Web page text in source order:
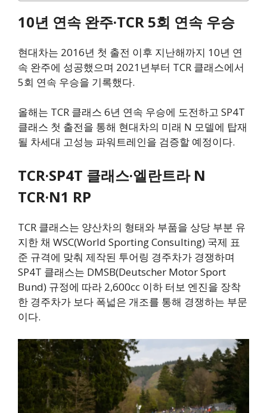
10년 연속 완주·TCR 5회 연속 우승
현대차는 2016년 첫 출전 이후 지난해까지 10년 연
속 완주에 성공했으며 2021년부터 TCR 클래스에서
5회 연속 우승을 기록했다.
올해는 TCR 클래스 6년 연속 우승에 도전하고 SP4T
클래스 첫 출전을 통해 현대차의 미래 N 모델에 탑재
될 차세대 고성능 파워트레인을 검증할 예정이다.
TCR·SP4T 클래스·엘란트라 N
TCR·N1 RP
TCR 클래스는 양산차의 형태와 부품을 상당 부분 유
지한 채 WSC(World Sporting Consulting) 국제 표
준 규격에 맞춰 제작된 투어링 경주차가 경쟁하며
SP4T 클래스는 DMSB(Deutscher Motor Sport
Bund) 규정에 따라 2,600cc 이하 터보 엔진을 장착
한 경주차가 보다 폭넓은 개조를 통해 경쟁하는 부문
이다.